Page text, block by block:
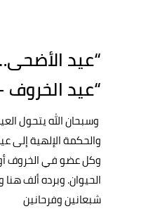
“عيد
“عيد الخروف
وسبحان الله يتحول
والحكمة الإلهية إلى
وكل عضو في الخروف أو
الحيوان. وبرده ألف
شبعانين وفرحانين